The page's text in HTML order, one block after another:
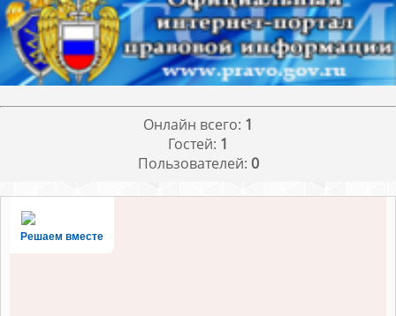
Онлайн всего: 1
Гостей: 1
Пользователей: 0
Решаем вместе